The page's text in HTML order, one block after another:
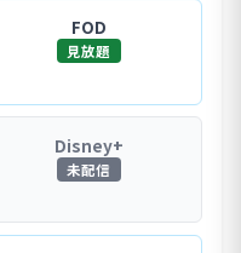
FOD
見放題
Disney+
未配信